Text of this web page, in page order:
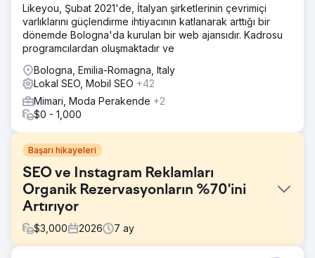
Likeyou, Şubat 2021'de, İtalyan şirketlerinin çevrimiçi
varlıklarını güçlendirme ihtiyacının katlanarak arttığı bir
dönemde Bologna'da kurulan bir web ajansıdır. Kadrosu
programcılardan oluşmaktadır ve
Bologna, Emilia-Romagna, Italy
Lokal SEO, Mobil SEO +42
Mimari, Moda Perakende +2
$0 - 1,000
Başarı hikayeleri
SEO ve Instagram Reklamları
Organik Rezervasyonların %70'ini
Artırıyor
$3,000 2026 7 ay